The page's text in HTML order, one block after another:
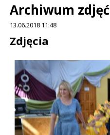
Archiwum zdjęć
13.06.2018 11:48
Treść
Zdjęcia